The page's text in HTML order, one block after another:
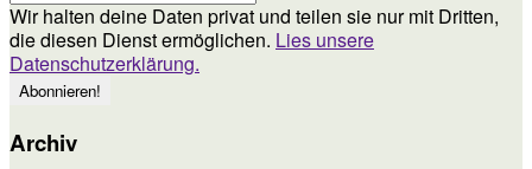
Wir halten deine Daten privat und teilen sie nur mit Dritten,
die diesen Dienst ermöglichen. Lies unsere
Datenschutzerklärung.
Archiv